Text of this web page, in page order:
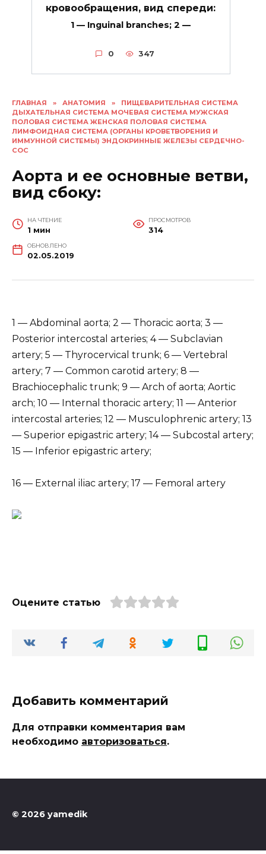
ГЛАВНАЯ » АНАТОМИЯ »
ПИЩЕВАРИТЕЛЬНАЯ СИСТЕМА
ДЫХАТЕЛЬНАЯ СИСТЕМА МОЧЕВАЯ СИСТЕМА МУЖСКАЯ
ПОЛОВАЯ СИСТЕМА ЖЕНСКАЯ ПОЛОВАЯ СИСТЕМА
ЛИМФОИДНАЯ СИСТЕМА (ОРГАНЫ КРОВЕТВОРЕНИЯ И
ИММУННОЙ СИСТЕМЫ) ЭНДОКРИННЫЕ ЖЕЛЕЗЫ СЕРДЕЧНО-
СОС
Аорта и ее основные ветви,
вид сбоку:
НА ЧТЕНИЕ
1 мин
ПРОСМОТРОВ
314
ОБНОВЛЕНО
02.05.2019
1 — Abdominal aorta; 2 — Thoracic aorta; 3 —
Posterior intercostal arteries; 4 — Subclavian
artery; 5 — Thyrocervical trunk; 6 — Vertebral
artery; 7 — Common carotid artery; 8 —
Brachiocephalic trunk; 9 — Arch of aorta; Aortic
arch; 10 — Internal thoracic artery; 11 — Anterior
intercostal arteries; 12 — Musculophrenic artery; 13
— Superior epigastric artery; 14 — Subcostal artery;
15 — Inferior epigastric artery;
16 — External iliac artery; 17 — Femoral artery
Оцените статью
Добавить комментарий
Для отправки комментария вам
необходимо авторизоваться.
кровообращения, вид спереди:
1 — Inguinal branches; 2 —
0 347
© 2026 yamedik